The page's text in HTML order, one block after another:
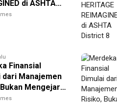
di ASHTA
8
Finansial
dari Manajemen
Mengejar
Cepat